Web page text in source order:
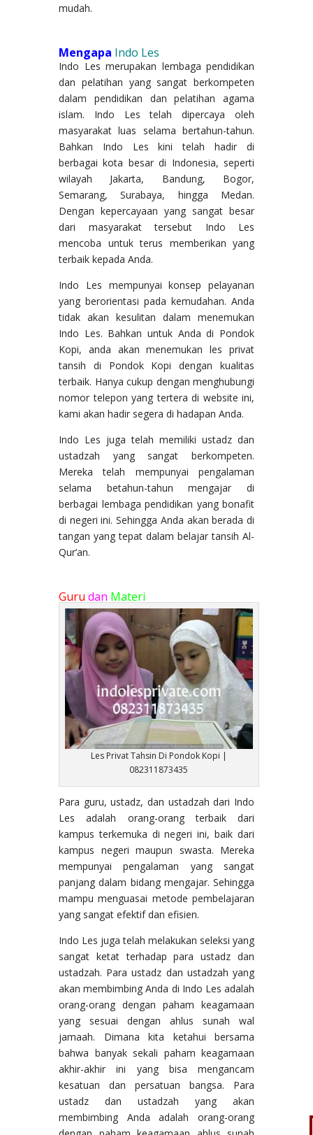
mudah.
Mengapa Indo Les
Indo Les merupakan lembaga pendidikan
dan pelatihan yang sangat berkompeten
dalam pendidikan dan pelatihan agama
islam. Indo Les telah dipercaya oleh
masyarakat luas selama bertahun-tahun.
Bahkan Indo Les kini telah hadir di
berbagai kota besar di Indonesia, seperti
wilayah Jakarta, Bandung, Bogor,
Semarang, Surabaya, hingga Medan.
Dengan kepercayaan yang sangat besar
dari masyarakat tersebut Indo Les
mencoba untuk terus memberikan yang
terbaik kepada Anda.
Indo Les mempunyai konsep pelayanan
yang berorientasi pada kemudahan. Anda
tidak akan kesulitan dalam menemukan
Indo Les. Bahkan untuk Anda di Pondok
Kopi, anda akan menemukan les privat
tansih di Pondok Kopi dengan kualitas
terbaik. Hanya cukup dengan menghubungi
nomor telepon yang tertera di website ini,
kami akan hadir segera di hadapan Anda.
Indo Les juga telah memiliki ustadz dan
ustadzah yang sangat berkompeten.
Mereka telah mempunyai pengalaman
selama betahun-tahun mengajar di
berbagai lembaga pendidikan yang bonafit
di negeri ini. Sehingga Anda akan berada di
tangan yang tepat dalam belajar tansih Al-
Qur’an.
Guru dan Materi
Les Privat Tahsin Di Pondok Kopi |
082311873435
Para guru, ustadz, dan ustadzah dari Indo
Les adalah orang-orang terbaik dari
kampus terkemuka di negeri ini, baik dari
kampus negeri maupun swasta. Mereka
mempunyai pengalaman yang sangat
panjang dalam bidang mengajar. Sehingga
mampu menguasai metode pembelajaran
yang sangat efektif dan efisien.
Indo Les juga telah melakukan seleksi yang
sangat ketat terhadap para ustadz dan
ustadzah. Para ustadz dan ustadzah yang
akan membimbing Anda di Indo Les adalah
orang-orang dengan paham keagamaan
yang sesuai dengan ahlus sunah wal
jamaah. Dimana kita ketahui bersama
bahwa banyak sekali paham keagamaan
akhir-akhir ini yang bisa mengancam
kesatuan dan persatuan bangsa. Para
ustadz dan ustadzah yang akan
membimbing Anda adalah orang-orang